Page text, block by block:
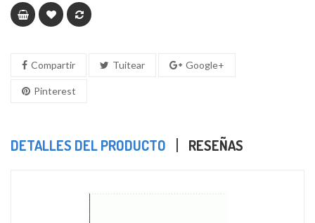
Compartir Tuitear Google+
Pinterest
DETALLES DEL PRODUCTO RESEÑAS